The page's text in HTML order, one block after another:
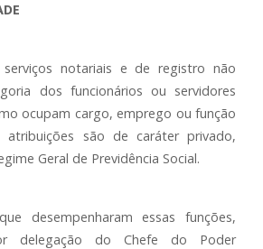
notariais e de registro não
dos funcionários ou servidores
ocupam cargo, emprego ou função
atribuições são de caráter privado,
Geral de Previdência Social.
desempenharam essas funções,
delegação do Chefe do Poder